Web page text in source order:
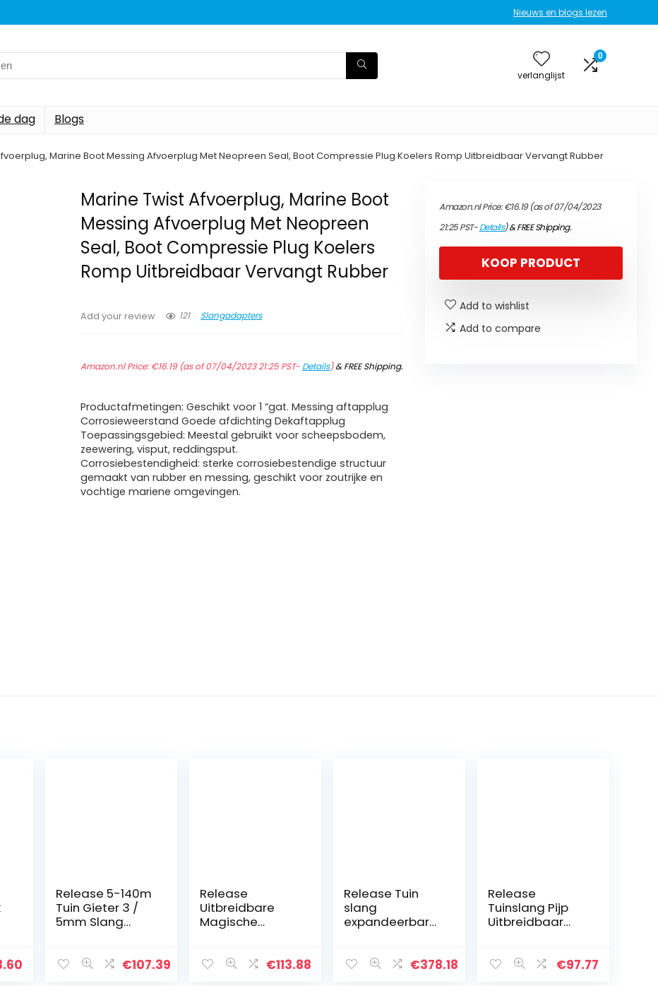
Nieuws en blogs lezen
verlanglijst
0
dag Blogs
Marine Boot Messing Afvoerplug Met Neopreen Seal, Boot Compressie Plug Koelers Romp Uitbreidbaar Vervangt Rubber
Marine Twist Afvoerplug, Marine Boot
Messing Afvoerplug Met Neopreen
Seal, Boot Compressie Plug Koelers
Romp Uitbreidbaar Vervangt Rubber
Add your review 121 Slangadapters
Amazon.nl Price:€16.19(as of 07/04/2023 21:25 PST- Details)&FREE Shipping.
Productafmetingen: Geschikt voor 1 “gat. Messing aftapplug
Corrosieweerstand Goede afdichting Dekaftapplug
Toepassingsgebied: Meestal gebruikt voor scheepsbodem,
zeewering, visput, reddingsput.
Corrosiebestendigheid: sterke corrosiebestendige structuur
gemaakt van rubber en messing, geschikt voor zoutrijke en
vochtige mariene omgevingen.
Amazon.nl Price:€16.19(as of 07/04/2023
21:25 PST-Details)&FREE Shipping.
KOOP PRODUCT
Add to wishlist
Add to compare
Release 5-140m
Tuin Gieter 3 /
5mm Slang
Greenhouse€107.39
Release
Uitbreidbare
Magische
Flexibele
€113.88
Release Tuin
slang
expandeerbare
pijp flexibele
€378.18
Release
Tuinslang Pijp
Uitbreidbaar
Waterslang€97.77